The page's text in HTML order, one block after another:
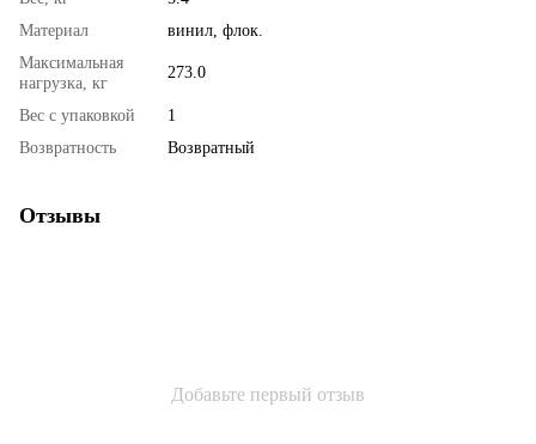
Материал
винил, флок.
Максимальная
нагрузка, кг
273.0
Вес с упаковкой
1
Возвратность
Возвратный
Отзывы
Добавьте первый отзыв